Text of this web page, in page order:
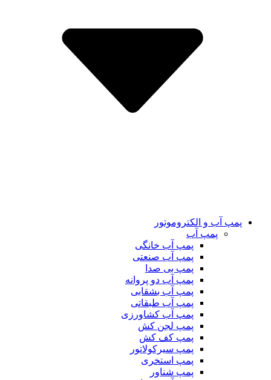
پمپ آب و الکتروموتور
پمپ آب
پمپ آب خانگی
پمپ آب صنعتی
پمپ بی صدا
پمپ آب دو پروانه
پمپ آب بشقابی
پمپ آب طبقاتی
پمپ آب کشاورزی
پمپ لجن کش
پمپ کف کش
پمپ سیرکولاتور
پمپ استخری
پمپ شناور